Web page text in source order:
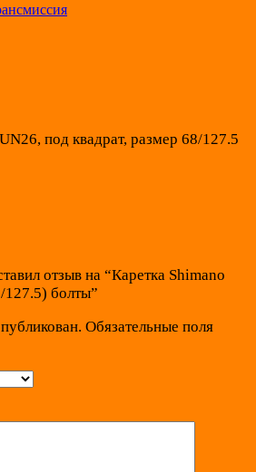
под квадрат, размер 68/127.5
отзыв на “Каретка Shimano
127.5) болты”
Обязательные поля